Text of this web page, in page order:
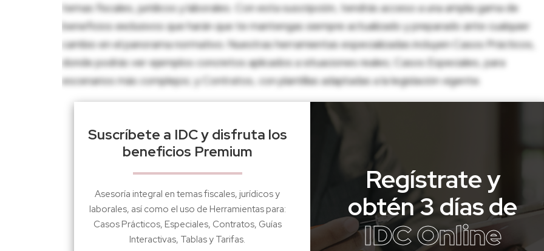
temas fiscales, jurídicos y laborales. Con esta suscripción, tendrás acceso a una amplia gama de
beneficios exclusivos que harán que te mantengas siempre actualizado y preparado ante cualquier
cambio en el panorama normativo. Nuestras herramientas especializadas incluyen Casos Prácticos,
donde podrás ver ejemplos concretos aplicados a situaciones reales; Casos Especiales, para
escenarios más complejos; y Contratos, con plantillas adaptadas a la legislación vigente.
Suscríbete a IDC y disfruta los
beneficios Premium
Asesoría integral en temas fiscales, jurídicos y
laborales, así como el uso de Herramientas para:
Casos Prácticos, Especiales, Contratos, Guías
Interactivas, Tablas y Tarifas.
Regístrate y
obtén 3 días de
IDC Online